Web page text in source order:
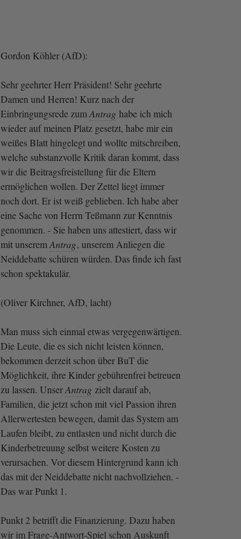
Gordon Köhler (AfD):
Sehr geehrter Herr Präsident! Sehr geehrte
Damen und Herren! Kurz nach der
Einbringungsrede zumAntrag habe ich mich
wieder auf meinen Platz gesetzt, habe mir ein
weißes Blatt hingelegt und wollte mitschreiben,
welche substanzvolle Kritik daran kommt, dass
wir die Beitragsfreistellung für die Eltern
ermöglichen wollen. Der Zettel liegt immer
noch dort. Er ist weiß geblieben. Ich habe aber
eine Sache von Herrn Teßmann zur Kenntnis
genommen. - Sie haben uns attestiert, dass wir
mit unseremAntrag, unserem Anliegen die
Neiddebatte schüren würden. Das finde ich fast
schon spektakulär.
(Oliver Kirchner, AfD, lacht)
Man muss sich einmal etwas vergegenwärtigen.
Die Leute, die es sich nicht leisten können,
bekommen derzeit schon über BuT die
Möglichkeit, ihre Kinder gebührenfrei betreuen
zu lassen. UnserAntrag zielt darauf ab,
Familien, die jetzt schon mit viel Passion ihren
Allerwertesten bewegen, damit das System am
Laufen bleibt, zu entlasten und nicht durch die
Kinderbetreuung selbst weitere Kosten zu
verursachen. Vor diesem Hintergrund kann ich
das mit der Neiddebatte nicht nachvollziehen. -
Das war Punkt 1.
Punkt 2 betrifft die Finanzierung. Dazu haben
wir im Frage-Antwort-Spiel schon Auskunft